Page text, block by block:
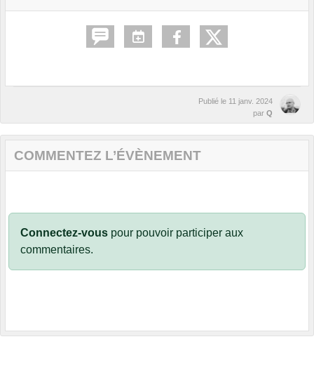
Publié le 11 janv. 2024
par Q
COMMENTEZ L’ÉVÈNEMENT
Connectez-vous pour pouvoir participer aux
commentaires.